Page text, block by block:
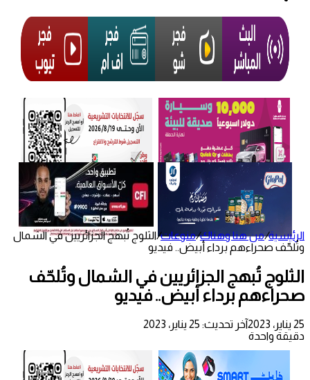
الرئيسية/من هنا وهناك/منوعات/الثلوج تُبهج الجزائريين في الشمال
وتُلحّف صحراءهم برداء أبيض.. فيديو
الثلوج تُبهج الجزائريين في الشمال وتُلحّف
صحراءهم برداء أبيض.. فيديو
25 يناير، 2023
آخر تحديث: 25 يناير، 2023
دقيقة واحدة